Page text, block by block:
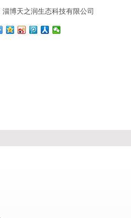
淄博天之润生态科技有限公司